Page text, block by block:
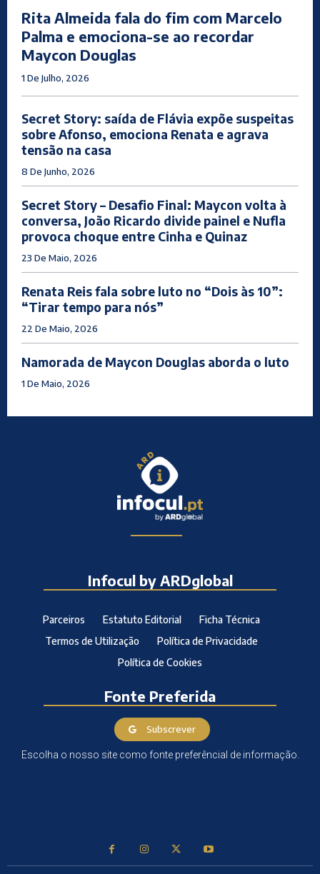
Rita Almeida fala do fim com Marcelo
Palma e emociona-se ao recordar
Maycon Douglas
1 De Julho, 2026
Secret Story: saída de Flávia expõe suspeitas
sobre Afonso, emociona Renata e agrava
tensão na casa
8 De Junho, 2026
Secret Story – Desafio Final: Maycon volta à
conversa, João Ricardo divide painel e Nufla
provoca choque entre Cinha e Quinaz
23 De Maio, 2026
Renata Reis fala sobre luto no “Dois às 10”:
“Tirar tempo para nós”
22 De Maio, 2026
Namorada de Maycon Douglas aborda o luto
1 De Maio, 2026
Infocul by ARDglobal
Parceiros Estatuto Editorial
Ficha Técnica
Termos de Utilização
Política de Privacidade
Política de Cookies
Fonte Preferida
Subscrever
Escolha o nosso site como fonte preferêncial de informação.